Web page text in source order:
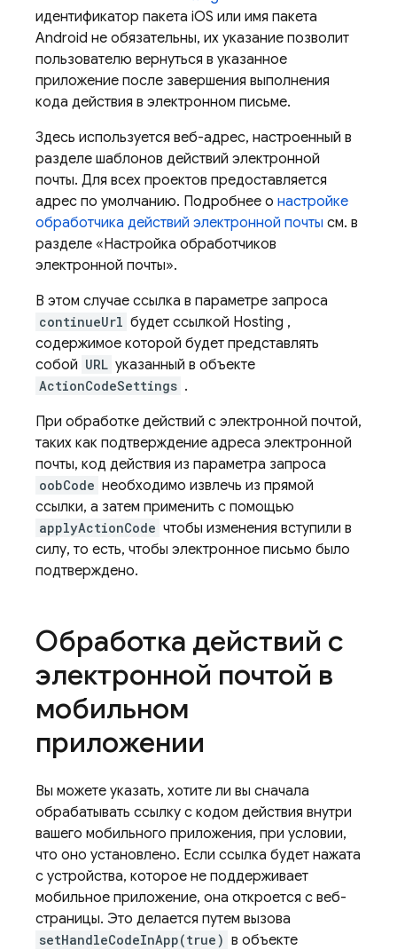
идентификатор пакета iOS или имя пакета
Android не обязательны, их указание позволит
пользователю вернуться в указанное
приложение после завершения выполнения
кода действия в электронном письме.
Здесь используется веб-адрес, настроенный в
разделе шаблонов действий электронной
почты. Для всех проектов предоставляется
адрес по умолчанию. Подробнее о настройке
обработчика действий электронной почты см. в
разделе «Настройка обработчиков
электронной почты».
В этом случае ссылка в параметре запроса
continueUrl будет ссылкой Hosting ,
содержимое которой будет представлять
собой URL указанный в объекте
ActionCodeSettings .
При обработке действий с электронной почтой,
таких как подтверждение адреса электронной
почты, код действия из параметра запроса
oobCode необходимо извлечь из прямой
ссылки, а затем применить с помощью
applyActionCode чтобы изменения вступили в
силу, то есть, чтобы электронное письмо было
подтверждено.
Обработка действий с
электронной почтой в
мобильном
приложении
Вы можете указать, хотите ли вы сначала
обрабатывать ссылку с кодом действия внутри
вашего мобильного приложения, при условии,
что оно установлено. Если ссылка будет нажата
с устройства, которое не поддерживает
мобильное приложение, она откроется с веб-
страницы. Это делается путем вызова
setHandleCodeInApp(true) в объекте